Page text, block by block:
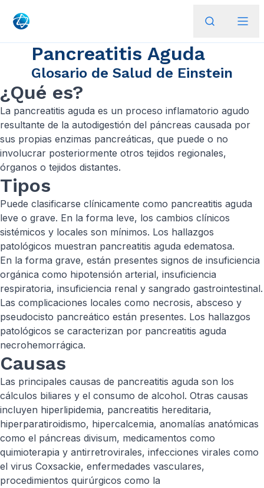
Pancreatitis Aguda
Glosario de Salud de Einstein
¿Qué es?
La pancreatitis aguda es un proceso inflamatorio agudo
resultante de la autodigestión del páncreas causada por
sus propias enzimas pancreáticas, que puede o no
involucrar posteriormente otros tejidos regionales,
órganos o tejidos distantes.
Tipos
Puede clasificarse clínicamente como pancreatitis aguda
leve o grave. En la forma leve, los cambios clínicos
sistémicos y locales son mínimos. Los hallazgos
patológicos muestran pancreatitis aguda edematosa.
En la forma grave, están presentes signos de insuficiencia
orgánica como hipotensión arterial, insuficiencia
respiratoria, insuficiencia renal y sangrado gastrointestinal.
Las complicaciones locales como necrosis, absceso y
pseudocisto pancreático están presentes. Los hallazgos
patológicos se caracterizan por pancreatitis aguda
necrohemorrágica.
Causas
Las principales causas de pancreatitis aguda son los
cálculos biliares y el consumo de alcohol. Otras causas
incluyen hiperlipidemia, pancreatitis hereditaria,
hiperparatiroidismo, hipercalcemia, anomalías anatómicas
como el páncreas divisum, medicamentos como
quimioterapia y antirretrovirales, infecciones virales como
el virus Coxsackie, enfermedades vasculares,
procedimientos quirúrgicos como la